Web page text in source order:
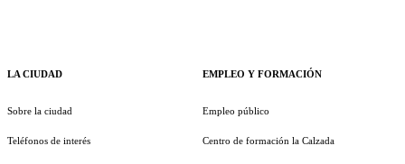
LA CIUDAD
Sobre la ciudad
Teléfonos de interés
EMPLEO Y FORMACIÓN
Empleo público
Centro de formación la Calzada